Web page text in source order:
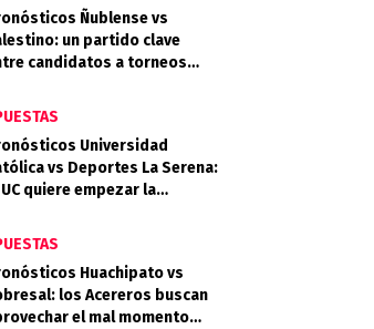
Ñublense vs
un partido clave
candidatos a torneos
Universidad
vs Deportes La Serena:
quiere empezar la
Huachipato vs
los Acereros buscan
el mal momento